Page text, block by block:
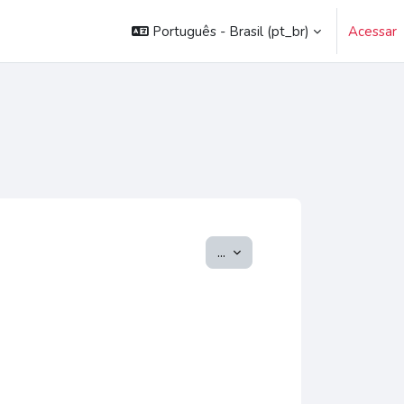
Português - Brasil ‎(pt_br)‎ Acessar
... Exportar itens